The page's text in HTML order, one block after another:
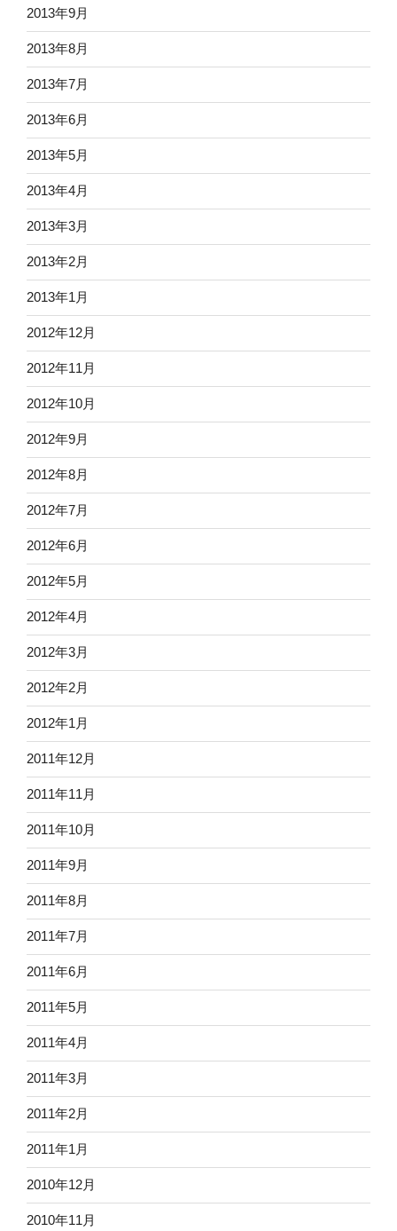
2013年9月
2013年8月
2013年7月
2013年6月
2013年5月
2013年4月
2013年3月
2013年2月
2013年1月
2012年12月
2012年11月
2012年10月
2012年9月
2012年8月
2012年7月
2012年6月
2012年5月
2012年4月
2012年3月
2012年2月
2012年1月
2011年12月
2011年11月
2011年10月
2011年9月
2011年8月
2011年7月
2011年6月
2011年5月
2011年4月
2011年3月
2011年2月
2011年1月
2010年12月
2010年11月